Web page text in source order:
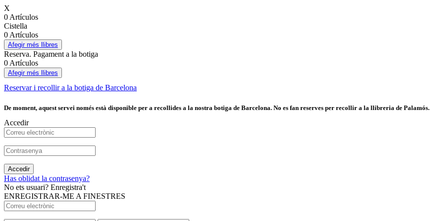
X
0 Artículos
Cistella
0 Artículos
Afegir més llibres
Reserva. Pagament a la botiga
0 Artículos
Afegir més llibres
Reservar i recollir a la botiga de Barcelona
De moment, aquest servei només està disponible per a recollides a la nostra botiga de Barcelona. No es fan reserves per recollir a la llibreria de Palamós.
Accedir
Accedir
Has oblidat la contrasenya?
No ets usuari? Enregistra't
ENREGISTRAR-ME A FINESTRES